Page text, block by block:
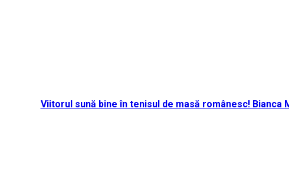
Viitorul sună bine în tenisul de masă românesc! Bianca